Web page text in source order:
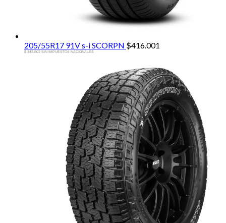
205/55R17 91V s-i SCORPN $416.001
$ 343.802 SIN IMPUESTOS NACIONALES